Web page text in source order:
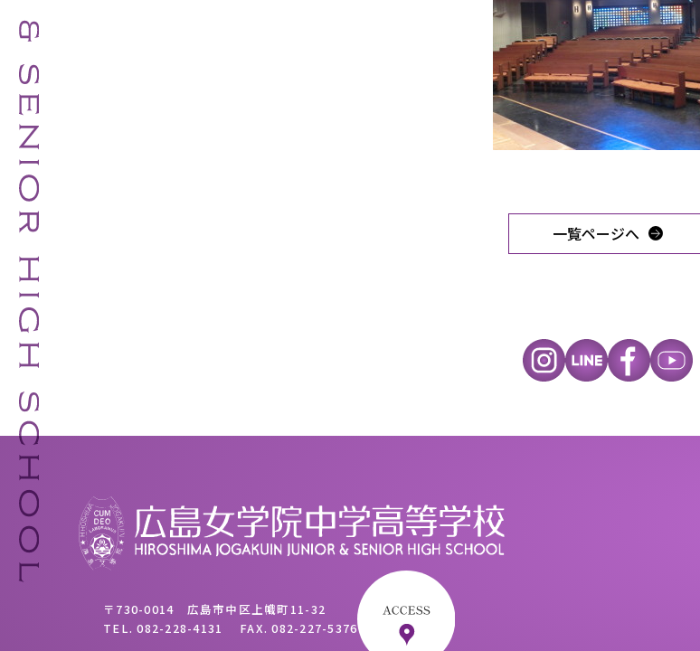
一覧ページへ
〒730-0014 広島市中区上幟町11-32
TEL.082-228-4131 FAX.082-227-5376